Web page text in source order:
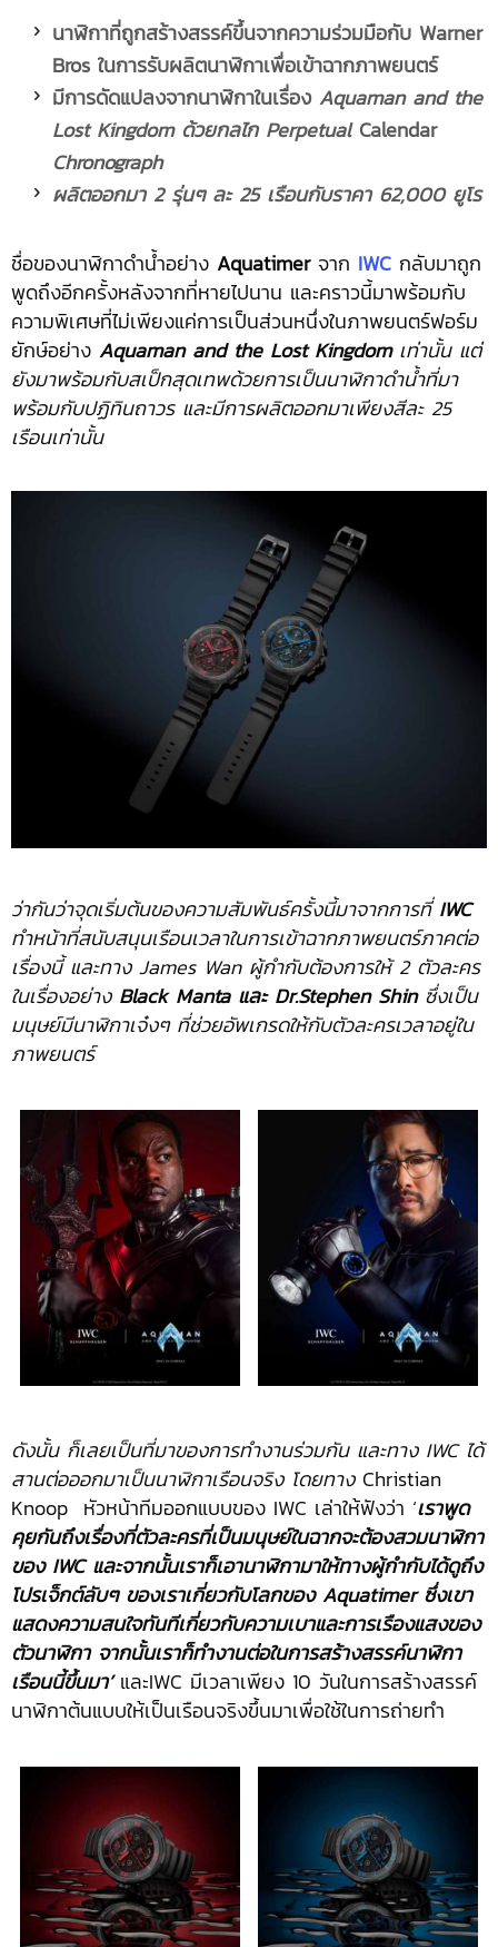
นาฬิกาที่ถูกสร้างสรรค์ขึ้นจากความร่วมมือกับ Warner
Bros ในการรับผลิตนาฬิกาเพื่อเข้าฉากภาพยนตร์
มีการดัดแปลงจากนาฬิกาในเรื่อง Aquaman and the
Lost Kingdom ด้วยกลไก Perpetual Calendar
Chronograph
ผลิตออกมา 2 รุ่นๆ ละ 25 เรือนกับราคา 62,000 ยูโร
ชื่อของนาฬิกาดำน้ำอย่าง Aquatimerจาก IWC กลับมาถูก
พูดถึงอีกครั้งหลังจากที่หายไปนาน และคราวนี้มาพร้อมกับ
ความพิเศษที่ไม่เพียงแค่การเป็นส่วนหนึ่งในภาพยนตร์ฟอร์ม
ยักษ์อย่าง Aquaman and the Lost Kingdomเท่านั้น แต่
ยังมาพร้อมกับสเป็กสุดเทพด้วยการเป็นนาฬิกาดำน้ำที่มา
พร้อมกับปฏิทินถาวร และมีการผลิตออกมาเพียงสีละ 25
เรือนเท่านั้น
ว่ากันว่าจุดเริ่มต้นของความสัมพันธ์ครั้งนี้มาจากการที่IWC
ทำหน้าที่สนับสนุนเรือนเวลาในการเข้าฉากภาพยนตร์ภาคต่อ
เรื่องนี้ และทาง James Wan ผู้กำกับต้องการให้ 2 ตัวละคร
ในเรื่องอย่าง Black Manta และ Dr.Stephen Shinซึ่งเป็น
มนุษย์มีนาฬิกาเจ๋งๆ ที่ช่วยอัพเกรดให้กับตัวละครเวลาอยู่ใน
ภาพยนตร์
ดังนั้น ก็เลยเป็นที่มาของการทำงานร่วมกัน และทาง IWC ได้
สานต่อออกมาเป็นนาฬิกาเรือนจริง โดยทาง Christian
Knoop หัวหน้าทีมออกแบบของ IWC เล่าให้ฟังว่า ‘เราพูด
คุยกันถึงเรื่องที่ตัวละครที่เป็นมนุษย์ในฉากจะต้องสวมนาฬิกา
ของ IWC และจากนั้นเราก็เอานาฬิกามาให้ทางผู้กำกับได้ดูถึง
โปรเจ็กต์ลับๆ ของเราเกี่ยวกับโลกของ Aquatimer ซึ่งเขา
แสดงความสนใจทันทีเกี่ยวกับความเบาและการเรืองแสงของ
ตัวนาฬิกา จากนั้นเราก็ทำงานต่อในการสร้างสรรค์นาฬิกา
เรือนนี้ขึ้นมา’และIWC มีเวลาเพียง 10 วันในการสร้างสรรค์
นาฬิกาต้นแบบให้เป็นเรือนจริงขึ้นมาเพื่อใช้ในการถ่ายทำ